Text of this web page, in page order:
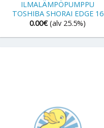
ILMALÄMPÖPUMPPU
TOSHIBA SHORAI EDGE 16
0.00€ (alv 25.5%)